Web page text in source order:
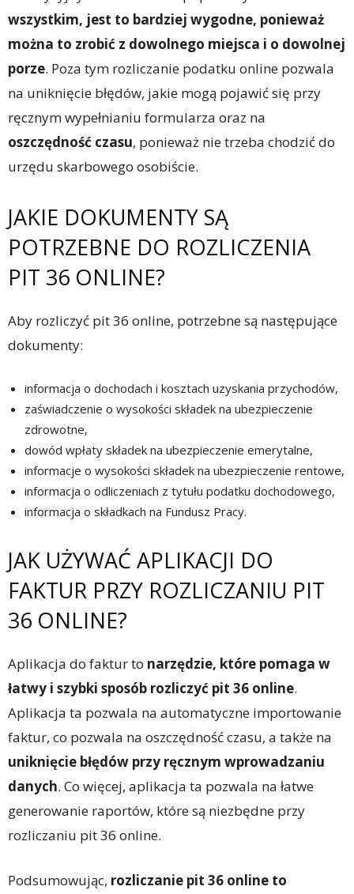
wszystkim, jest to bardziej wygodne, ponieważ
można to zrobić z dowolnego miejsca i o dowolnej
porze. Poza tym rozliczanie podatku online pozwala
na uniknięcie błędów, jakie mogą pojawić się przy
ręcznym wypełnianiu formularza oraz na
oszczędność czasu, ponieważ nie trzeba chodzić do
urzędu skarbowego osobiście.
JAKIE DOKUMENTY SĄ
POTRZEBNE DO ROZLICZENIA
PIT 36 ONLINE?
Aby rozliczyć pit 36 online, potrzebne są następujące
dokumenty:
informacja o dochodach i kosztach uzyskania przychodów,
zaświadczenie o wysokości składek na ubezpieczenie
zdrowotne,
dowód wpłaty składek na ubezpieczenie emerytalne,
informacje o wysokości składek na ubezpieczenie rentowe,
informacja o odliczeniach z tytułu podatku dochodowego,
informacja o składkach na Fundusz Pracy.
JAK UŻYWAĆ APLIKACJI DO
FAKTUR PRZY ROZLICZANIU PIT
36 ONLINE?
Aplikacja do faktur to narzędzie, które pomaga w
łatwy i szybki sposób rozliczyć pit 36 online.
Aplikacja ta pozwala na automatyczne importowanie
faktur, co pozwala na oszczędność czasu, a także na
uniknięcie błędów przy ręcznym wprowadzaniu
danych. Co więcej, aplikacja ta pozwala na łatwe
generowanie raportów, które są niezbędne przy
rozliczaniu pit 36 online.
Podsumowując, rozliczanie pit 36 online to